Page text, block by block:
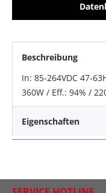
Beschreibung
In: 85-264VDC 47-
360W / Eff.: 94% /
Eigenschaften